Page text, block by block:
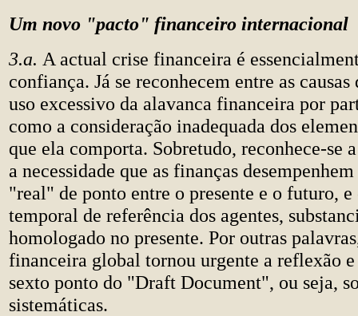
Um novo "pacto" financeiro internacional
3.a. A actual crise financeira é
confiança. Já se reconhecem entre as
uso excessivo da alavanca financeira por
como a consideração inadequada dos
que ela comporta. Sobretudo, reconhece-se
a necessidade que as finanças
"real" de ponto entre o presente e o futuro,
temporal de referência dos agentes,
homologado no presente. Por outras
financeira global tornou urgente a reflexão e
sexto ponto do "Draft Document", ou seja,
sistemáticas.